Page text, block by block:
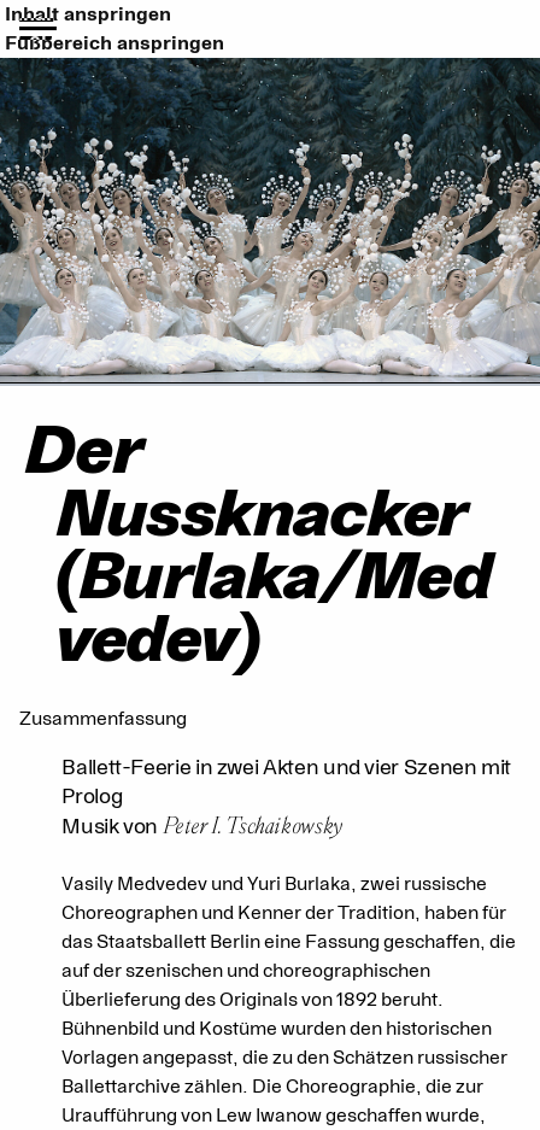
Inhalt anspringen
Fußbereich anspringen
Der
Nussknacker
(Burlaka/Med
vedev)
Zusammenfassung
Ballett-Feerie in zwei Akten und vier Szenen mit
Prolog
Musik von Peter I. Tschaikowsky
Vasily Medvedev und Yuri Burlaka, zwei russische
Choreographen und Kenner der Tradition, haben für
das Staatsballett Berlin eine Fassung geschaffen, die
auf der szenischen und choreographischen
Überlieferung des Originals von 1892 beruht.
Bühnenbild und Kostüme wurden den historischen
Vorlagen angepasst, die zu den Schätzen russischer
Ballettarchive zählen. Die Choreographie, die zur
Uraufführung von Lew Iwanow geschaffen wurde,